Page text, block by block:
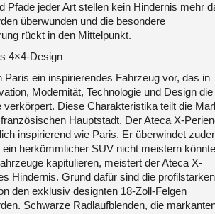
Pfade jeder Art stellen kein Hindernis mehr
überwunden und die besondere
rückt in den Mittelpunkt.
4×4-Design
Paris ein inspirierendes Fahrzeug vor, das in
Modernität, Technologie und Design die
verkörpert. Diese Charakteristika teilt die
Hauptstadt. Der Ateca X-
inspirierend wie Paris. Er überwindet
herkömmlicher SUV nicht meistern
kapitulieren, meistert der Ateca X-
Hindernis. Grund dafür sind die profilstarken
den exklusiv designten 18-Zoll-Felgen
Schwarze Radlaufblenden, die